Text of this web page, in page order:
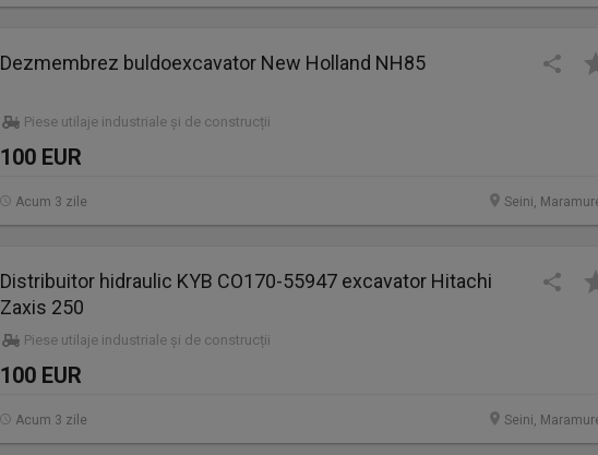
Dezmembrez buldoexcavator New Holland NH85
Piese utilaje industriale și de construcții
100 EUR
Seini,
Acum 3 zile
Distribuitor hidraulic KYB CO170-55947 excavator Hitachi
Zaxis 250
Piese utilaje industriale și de construcții
100 EUR
Seini,
Acum 3 zile